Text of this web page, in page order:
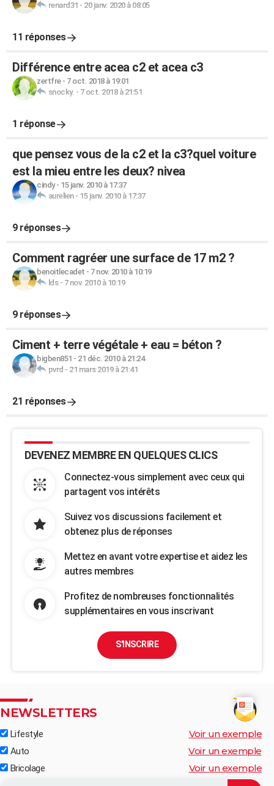
renard31 - 20 janv. 2020 à 08:05
11 réponses
Différence entre acea c2 et acea c3
zertfre- 7 oct. 2018 à 19:01
snocky. - 7 oct. 2018 à 21:51
1 réponse
que pensez vous de la c2 et la c3?quel voiture
est la mieu entre les deux? nivea
cindy- 15 janv. 2010 à 17:37
aurelien- 15 janv. 2010 à 17:37
9 réponses
Comment ragréer une surface de 17 m2 ?
benoitlecadet - 7 nov. 2010 à 10:19
lds- 7 nov. 2010 à 10:19
9 réponses
Ciment + terre végétale + eau = béton ?
bigben851 - 21 déc. 2010 à 21:24
pvrd - 21 mars 2019 à 21:41
21 réponses
DEVENEZ MEMBRE EN QUELQUES CLICS
Connectez-vous simplement avec ceux qui
partagent vos intérêts
Suivez vos discussions facilement et
obtenez plus de réponses
Mettez en avant votre expertise et aidez les
autres membres
Profitez de nombreuses fonctionnalités
supplémentaires en vous inscrivant
S'INSCRIRE
NEWSLETTERS
Lifestyle Voir un exemple
Auto Voir un exemple
Bricolage Voir un exemple